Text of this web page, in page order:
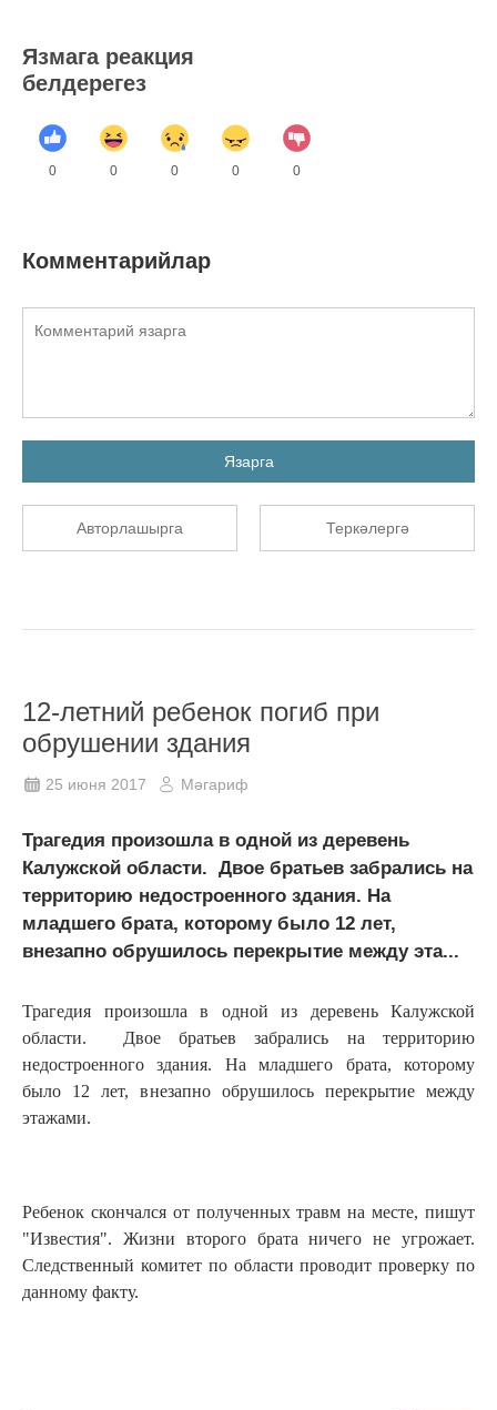
Язмага реакция
белдерегез
0 0 0 0 0
Комментарийлар
Язарга
Авторлашырга Теркәлергә
12-летний ребенок погиб при
обрушении здания
25 июня 2017 Мәгариф
Трагедия произошла в одной из деревень
Калужской области. Двое братьев забрались на
территорию недостроенного здания. На
младшего брата, которому было 12 лет,
внезапно обрушилось перекрытие между эта...
Трагедия произошла в одной из деревень Калужской
области. Двое братьев забрались на территорию
недостроенного здания. На младшего брата, которому
было 12 лет, внезапно обрушилось перекрытие между
этажами.
Ребенок скончался от полученных травм на месте, пишут
"Известия". Жизни второго брата ничего не угрожает.
Следственный комитет по области проводит проверку по
данному факту.